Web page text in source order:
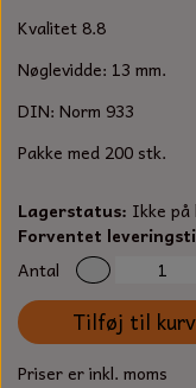
OLIE TIL
Kvalitet 8.8
Nøglevidde: 13 mm.
DIN: Norm 933
Pakke med 200 stk.
Lagerstatus: Ikke på
Forventet
Antal
Tilføj til kurv
Priser er inkl. moms